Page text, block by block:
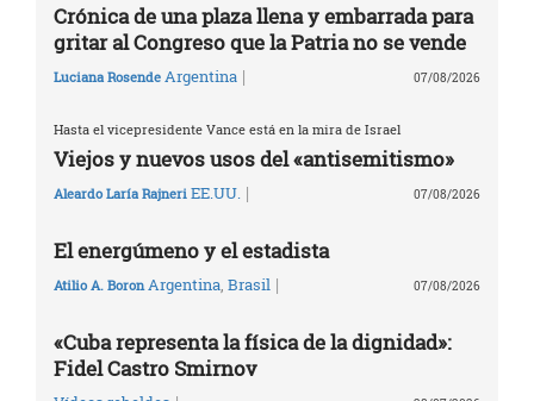
Crónica de una plaza llena y embarrada para
gritar al Congreso que la Patria no se vende
Luciana Rosende Argentina | 07/08/2026
Hasta el vicepresidente Vance está en la mira de Israel
Viejos y nuevos usos del «antisemitismo»
Aleardo Laría Rajneri EE.UU. | 07/08/2026
El energúmeno y el estadista
Atilio A. Boron Argentina, Brasil | 07/08/2026
«Cuba representa la física de la dignidad»:
Fidel Castro Smirnov